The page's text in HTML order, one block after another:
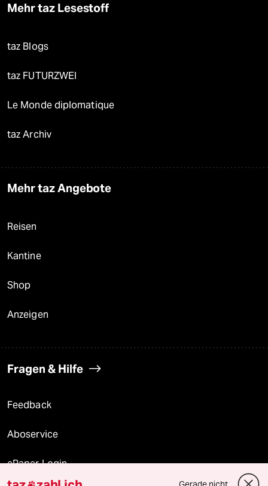
Mehr taz Lesestoff
taz Blogs
taz FUTURZWEI
Le Monde diplomatique
taz Archiv
Mehr taz Angebote
Reisen
Kantine
Shop
Anzeigen
Fragen & Hilfe
Feedback
Aboservice
ePaper Login